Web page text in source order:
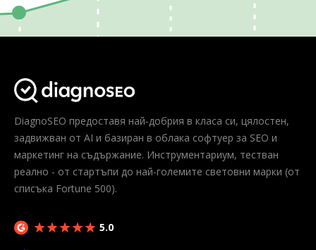
DiagnoSEO предоставя най-добрия в класа си, цялостен,
задвижван от AI и базиран в облака софтуер за SEO и
маркетинг на съдържание. Инструментариум, тестван
реално - от стартъпи до най-големите световни марки (от
списъка Fortune 500).
5.0